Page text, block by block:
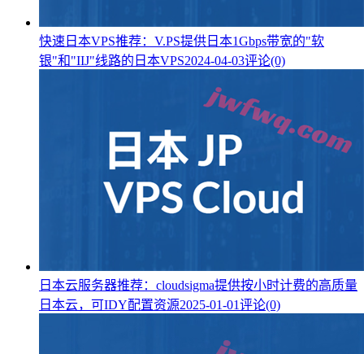
快速日本VPS推荐：V.PS提供日本1Gbps带宽的"软
银"和"IIJ"线路的日本VPS2024-04-03评论(0)
日本云服务器推荐：cloudsigma提供按小时计费的高质量
日本云，可IDY配置资源2025-01-01评论(0)